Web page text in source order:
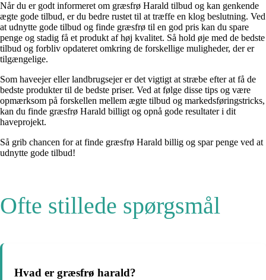
Når du er godt informeret om græsfrø Harald tilbud og kan genkende
ægte gode tilbud, er du bedre rustet til at træffe en klog beslutning. Ved
at udnytte gode tilbud og finde græsfrø til en god pris kan du spare
penge og stadig få et produkt af høj kvalitet. Så hold øje med de bedste
tilbud og forbliv opdateret omkring de forskellige muligheder, der er
tilgængelige.
Som haveejer eller landbrugsejer er det vigtigt at stræbe efter at få de
bedste produkter til de bedste priser. Ved at følge disse tips og være
opmærksom på forskellen mellem ægte tilbud og markedsføringstricks,
kan du finde græsfrø Harald billigt og opnå gode resultater i dit
haveprojekt.
Så grib chancen for at finde græsfrø Harald billig og spar penge ved at
udnytte gode tilbud!
Ofte stillede spørgsmål
Hvad er græsfrø harald?